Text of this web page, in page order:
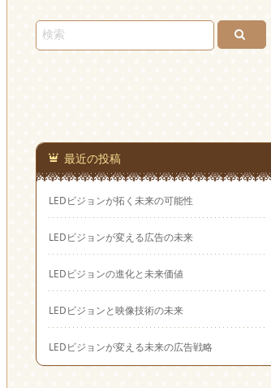
い合
わせ
最近の投稿
LEDビジョンが拓く未来の可能性
LEDビジョンが変える広告の未来
LEDビジョンの進化と未来価値
LEDビジョンと映像技術の未来
LEDビジョンが変える未来の広告戦略